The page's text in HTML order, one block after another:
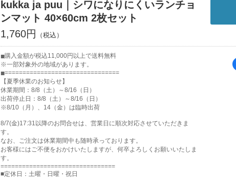
kukka ja puu｜シワになりにくいランチョ
ンマット 40×60cm 2枚セット
1,760円
購入金額が税込11,000円以上で送料無料
※一部対象外の地域があります。
================================
【夏季休業のお知らせ】
休業期間：8/8（土）～8/16（日）
出荷停止日：8/8（土）～8/16（日）
※8/10（月）、14（金）は臨時出荷
8/7(金)17:31以降のお問合せは、営業日に順次対応させていただきま
す。
なお、ご注文は休業期間中も随時承っております。
お客様にはご不便をおかけいたしますが、何卒よろしくお願いいたしま
す。
================================
■定休日：土曜・日曜・祝日